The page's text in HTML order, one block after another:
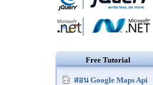
Free Tutorial
สอน Google Maps Api